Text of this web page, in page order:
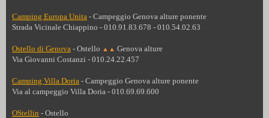
Camping Europa Unita - Campeggio Genova alture ponente
Strada Vicinale Chiappino - 010.91.83.678 - 010.54.02.63
Ostello di Genova - Ostello ▲▲ Genova alture
Via Giovanni Costanzi - 010.24.22.457
Camping Villa Doria - Campeggio Genova alture ponente
Via al campeggio Villa Doria - 010.69.69.600
OStellin - Ostello